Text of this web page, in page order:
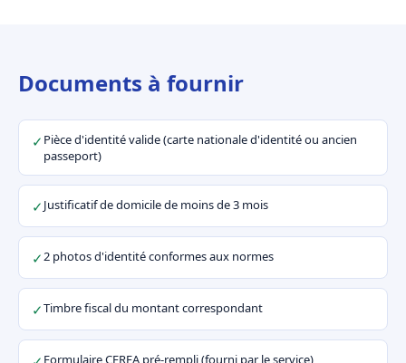
Documents à fournir
✓ Pièce d'identité valide (carte nationale d'identité ou ancien
passeport)
✓Justificatif de domicile de moins de 3 mois
✓2 photos d'identité conformes aux normes
✓Timbre fiscal du montant correspondant
Formulaire CERFA pré-rempli (fourni par le service)